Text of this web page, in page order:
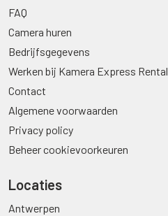
FAQ
Camera huren
Bedrijfsgegevens
Werken bij Kamera Express Rental
Contact
Algemene voorwaarden
Privacy policy
Beheer cookievoorkeuren
Locaties
Antwerpen